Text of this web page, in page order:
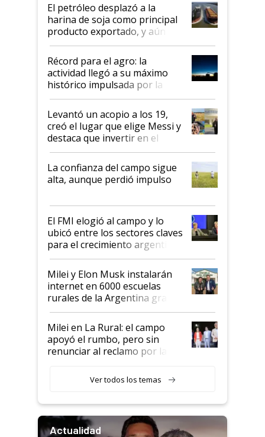
El petróleo desplazó a la
harina de soja como principal
producto exportado, y aún así
el agro aportó casi seis de cada
diez dólares y sostuvo el
liderazgo en un semestre
récord
Récord para el agro: la
actividad llegó a su máximo
histórico impulsada por la
cosecha y las exportaciones
Levantó un acopio a los 19,
creó el lugar que elige Messi y
destaca que invertir en el
kirchnerismo era como "darle
plata a un hijo para droga":
Juan Félix Rossetti, el libertario
que de una dura crisis salió
de Milei
La confianza del campo sigue
alta, aunque perdió impulso
El FMI elogió al campo y lo
ubicó entre los sectores claves
para el crecimiento argentino
Milei y Elon Musk instalarán
internet en 6000 escuelas
rurales de la Argentina gracias
a un acuerdo con Starlink
Milei en La Rural: el campo
apoyó el rumbo, pero sin
renunciar al reclamo por las
Ver todos los temas
Actualidad